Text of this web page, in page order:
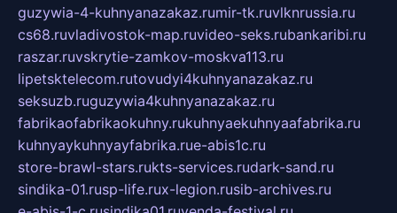
guzywia-4-kuhnyanazakaz.rumir-tk.ruvlknrussia.ru
cs68.ruvladivostok-map.ruvideo-seks.rubankaribi.ru
raszar.ruvskrytie-zamkov-moskva113.ru
lipetsktelecom.rutovudyi4kuhnyanazakaz.ru
seksuzb.ruguzywia4kuhnyanazakaz.ru
fabrikaofabrikaokuhny.rukuhnyaekuhnyaafabrika.ru
kuhnyaykuhnyayfabrika.rue-abis1c.ru
store-brawl-stars.rukts-services.rudark-sand.ru
sindika-01.rusp-life.rux-legion.rusib-archives.ru